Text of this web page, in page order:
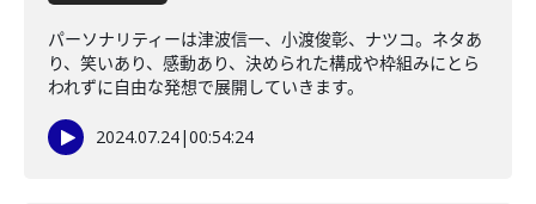
パーソナリティーは津波信一、小渡俊彰、ナツコ。ネタあ
り、笑いあり、感動あり、決められた構成や枠組みにとら
われずに自由な発想で展開していきます。
2024.07.24|00:54:24